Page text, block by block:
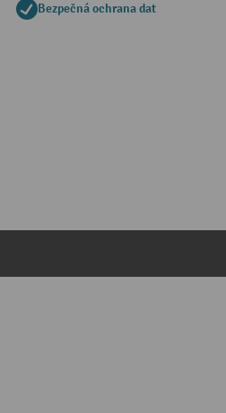
Bezpečná ochrana dat